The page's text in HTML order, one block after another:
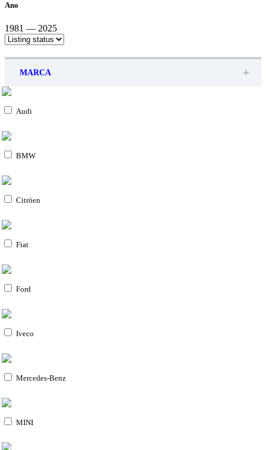
Ano
1981 — 2025
MARCA
Audi
BMW
Citröen
Fiat
Ford
Iveco
Mercedes-Benz
MINI